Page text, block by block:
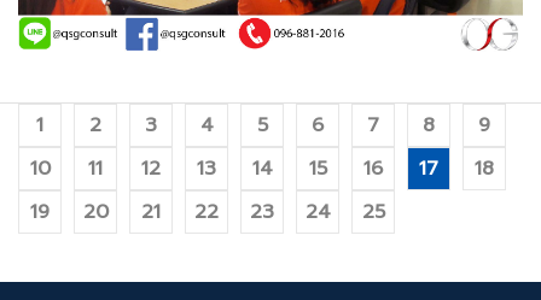
1 2 3 4 5 6 7 8
9
10
11 12 13 14 15 16 17
18
19
20 21 22 23 24 25